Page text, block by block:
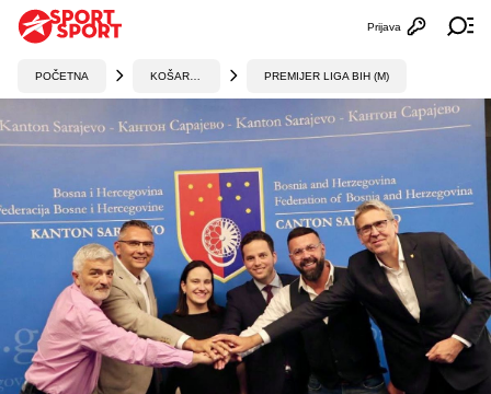
Otvori
Prijava
POČETNA PREMIJER LIGA BIH (M)